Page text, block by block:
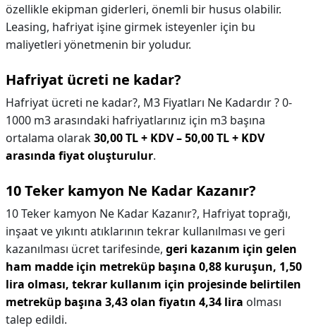
özellikle ekipman giderleri, önemli bir husus olabilir.
Leasing, hafriyat işine girmek isteyenler için bu
maliyetleri yönetmenin bir yoludur.
Hafriyat ücreti ne kadar?
Hafriyat ücreti ne kadar?, M3 Fiyatları Ne Kadardır ? 0-
1000 m3 arasındaki hafriyatlarınız için m3 başına
ortalama olarak30,00 TL + KDV – 50,00 TL + KDV
arasında fiyat oluşturulur.
10 Teker kamyon Ne Kadar Kazanır?
10 Teker kamyon Ne Kadar Kazanır?, Hafriyat toprağı,
inşaat ve yıkıntı atıklarının tekrar kullanılması ve geri
kazanılması ücret tarifesinde, geri kazanım için gelen
ham madde için metreküp başına 0,88 kuruşun, 1,50
lira olması, tekrar kullanım için projesinde belirtilen
metreküp başına 3,43 olan fiyatın 4,34 lira olması
talep edildi.